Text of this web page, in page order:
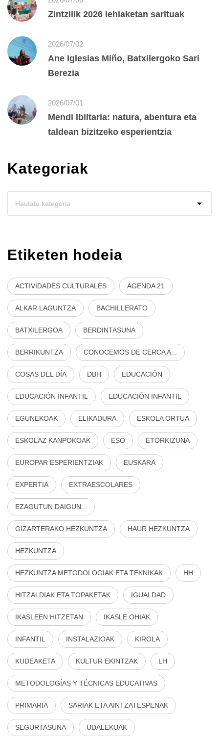
Zintzilik 2026 lehiaketan sarituak
2026/07/02
Ane Iglesias Miño, Batxilergoko Sari
Berezia
2026/07/01
Mendi Ibiltaria: natura, abentura eta
taldean bizitzeko esperientzia
Kategoriak
Etiketen hodeia
ACTIVIDADES CULTURALES AGENDA 21
ALKAR LAGUNTZA BACHILLERATO
BATXILERGOA BERDINTASUNA
BERRIKUNTZA CONOCEMOS DE CERCA A...
COSAS DEL DÍA DBH EDUCACIÓN
EDUCACIÓN INFANTIL EDUCACIÓN INFANTIL
EGUNEKOAK ELIKADURA ESKOLA ORTUA
ESKOLAZ KANPOKOAK ESO ETORKIZUNA
EUROPAR ESPERIENTZIAK EUSKARA
EXPERTIA EXTRAESCOLARES
EZAGUTUN DAIGUN...
GIZARTERAKO HEZKUNTZA HAUR HEZKUNTZA
HEZKUNTZA
HEZKUNTZA METODOLOGIAK ETA TEKNIKAK HH
HITZALDIAK ETA TOPAKETAK IGUALDAD
IKASLEEN HITZETAN IKASLE OHIAK
INFANTIL INSTALAZIOAK KIROLA
KUDEAKETA KULTUR EKINTZAK LH
METODOLOGÍAS Y TÉCNICAS EDUCATIVAS
PRIMARIA SARIAK ETA AINTZATESPENAK
SEGURTASUNA UDALEKUAK